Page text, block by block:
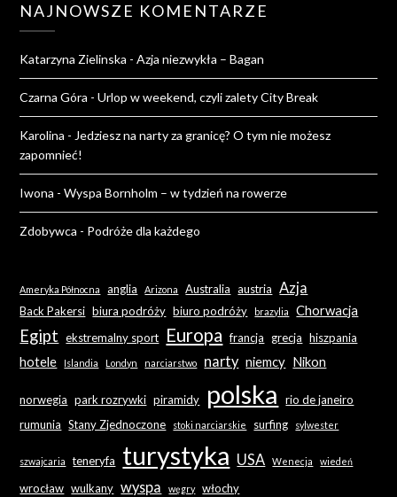
NAJNOWSZE KOMENTARZE
Katarzyna Zielinska -Azja niezwykła – Bagan
Czarna Góra -Urlop w weekend, czyli zalety City Break
Karolina - Jedziesz na narty za granicę? O tym nie możesz
zapomnieć!
Iwona -Wyspa Bornholm – w tydzień na rowerze
Zdobywca - Podróże dla każdego
Ameryka Północna anglia Arizona Australia austria Azja
Back Pakersi biura podróży biuro podróży brazylia Chorwacja
Egipt ekstremalny sport Europa francja grecja hiszpania
hotele Islandia Londyn narciarstwo narty niemcy Nikon
norwegia park rozrywki piramidy polska
rio de janeiro
rumunia Stany Zjednoczone stoki narciarskie surfing sylwester
szwajcaria teneryfa turystyka USA Wenecja wiedeń
wrocław wulkany wyspa węgry włochy